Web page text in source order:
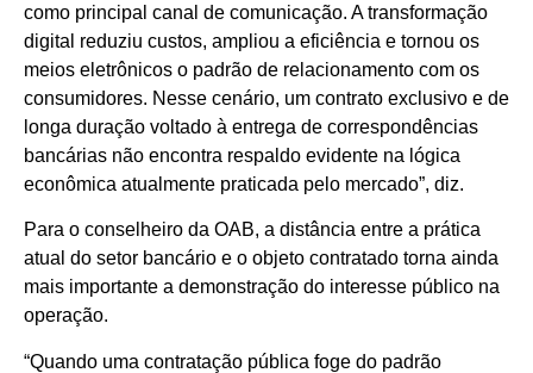
como principal canal de comunicação. A transformação
digital reduziu custos, ampliou a eficiência e tornou os
meios eletrônicos o padrão de relacionamento com os
consumidores. Nesse cenário, um contrato exclusivo e de
longa duração voltado à entrega de correspondências
bancárias não encontra respaldo evidente na lógica
econômica atualmente praticada pelo mercado”, diz.
Para o conselheiro da OAB, a distância entre a prática
atual do setor bancário e o objeto contratado torna ainda
mais importante a demonstração do interesse público na
operação.
“Quando uma contratação pública foge do padrão